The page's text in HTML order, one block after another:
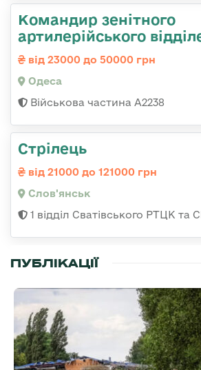
Командир зенітного
артилерійського
від 23000 до 50000 грн
Одеса
Військова частина А2238
Стрілець
від 21000 до 121000 грн
Слов'янськ
1 відділ Сватівського РТЦК та
ПУБЛІКАЦІЇ